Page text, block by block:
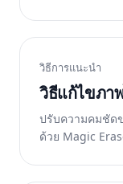
วิธีการแนะนำ
วิธีแก้ไขภา
ปรับความคมชัด
ด้วย Magic